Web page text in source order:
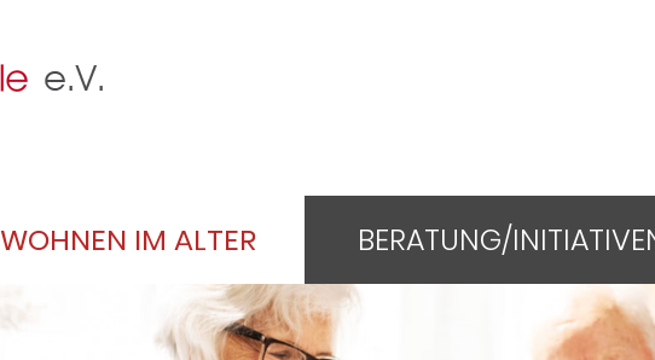
WOHNEN IM ALTER BERATUNG/